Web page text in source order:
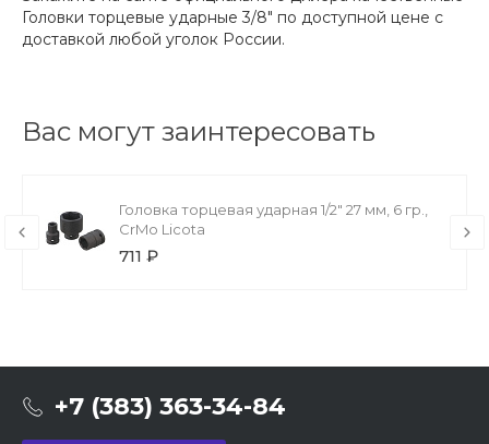
Головки торцевые ударные 3/8" по доступной цене с
доставкой любой уголок России.
Вас могут заинтересовать
Головка торцевая ударная 1/2" 27 мм, 6 гр.,
CrMo Licota
711 ₽
+7 (383) 363-34-84